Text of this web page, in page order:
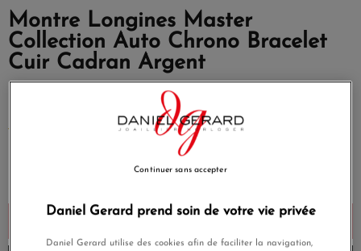
Montre Longines Master
Collection Auto Chrono Bracelet
Cuir Cadran Argent
Daniel Gerard prend soin de votre vie privée
Daniel Gerard utilise des cookies afin de faciliter la navigation,
Continuer sans accepter